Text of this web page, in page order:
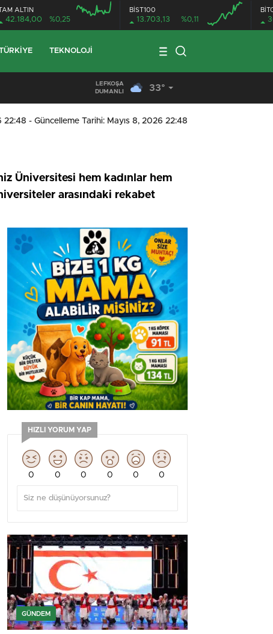
ALTIN
42.184,00 %0,25
BİST100
13.703,13 %0,11
TEKNOLOJI
Seyir Halindeki Araç Alev Aldı, Korku Dolu Anlar
LEFKOŞA
DUMANLI
33°
22:48 - Güncelleme Tarihi: Mayıs 8, 2026 22:48
Üniversitesi hem kadınlar hem
arasındaki rekabet
HIZLI YORUM YAP
0 0 0 0 0 0
GÜNDEM